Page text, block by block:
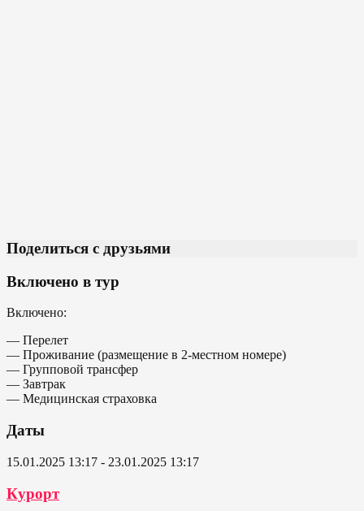
Поделиться с друзьями
Включено в тур
Включено:
— Перелет
— Проживание (размещение в 2-местном номере)
— Групповой трансфер
— Завтрак
— Медицинская страховка
Даты
15.01.2025 13:17 - 23.01.2025 13:17
Курорт